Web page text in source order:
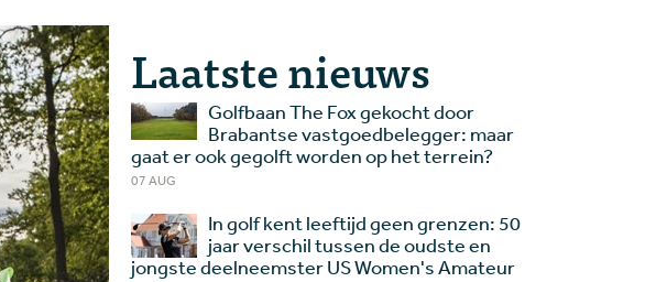
Laatste nieuws
Golfbaan The Fox gekocht door
Brabantse vastgoedbelegger: maar
gaat er ook gegolft worden op het terrein?
07 AUG
In golf kent leeftijd geen grenzen: 50
jaar verschil tussen de oudste en
jongste deelneemster US Women's Amateur